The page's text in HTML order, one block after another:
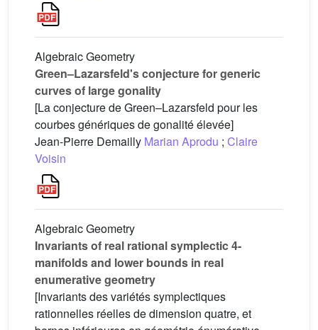
Algebraic Geometry
Green–Lazarsfeld's conjecture for generic
curves of large gonality
[La conjecture de Green–Lazarsfeld pour les
courbes génériques de gonalité élevée]
Jean-Pierre Demailly Marian Aprodu ; Claire
Voisin
Algebraic Geometry
Invariants of real rational symplectic 4-
manifolds and lower bounds in real
enumerative geometry
[Invariants des variétés symplectiques
rationnelles réelles de dimension quatre, et